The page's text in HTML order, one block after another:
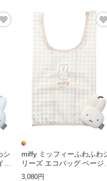
シ
ト
miffy ミッフィーふわふわ
リーズ エコバッグ ベージ
【ミッフィー】
3,080円